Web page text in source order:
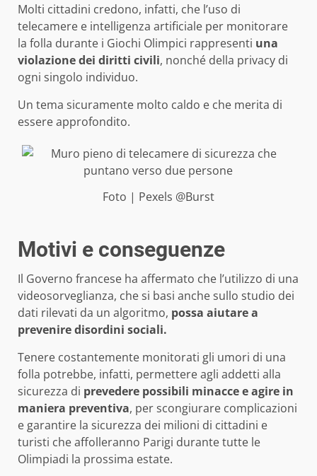
Molti cittadini credono, infatti, che l’uso di
telecamere e intelligenza artificiale per monitorare
la folla durante i Giochi Olimpici rappresenti una
violazione dei diritti civili, nonché della privacy di
ogni singolo individuo.
Un tema sicuramente molto caldo e che merita di
essere approfondito.
Foto | Pexels @Burst
Motivi e conseguenze
Il Governo francese ha affermato che l’utilizzo di una
videosorveglianza, che si basi anche sullo studio dei
dati rilevati da un algoritmo, possa aiutare a
prevenire disordini sociali.
Tenere costantemente monitorati gli umori di una
folla potrebbe, infatti, permettere agli addetti alla
sicurezza di prevedere possibili minacce e agire in
maniera preventiva, per scongiurare complicazioni
e garantire la sicurezza dei milioni di cittadini e
turisti che affolleranno Parigi durante tutte le
Olimpiadi la prossima estate.